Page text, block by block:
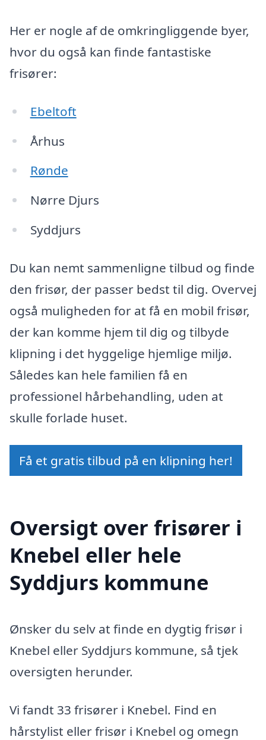
Her er nogle af de omkringliggende byer,
hvor du også kan finde fantastiske
frisører:
Ebeltoft
Århus
Rønde
Nørre Djurs
Syddjurs
Du kan nemt sammenligne tilbud og finde
den frisør, der passer bedst til dig. Overvej
også muligheden for at få en mobil frisør,
der kan komme hjem til dig og tilbyde
klipning i det hyggelige hjemlige miljø.
Således kan hele familien få en
professionel hårbehandling, uden at
skulle forlade huset.
Få et gratis tilbud på en klipning her!
Oversigt over frisører i
Knebel eller hele
Syddjurs kommune
Ønsker du selv at finde en dygtig frisør i
Knebel eller Syddjurs kommune, så tjek
oversigten herunder.
Vi fandt 33 frisører i Knebel. Find en
hårstylist eller frisør i Knebel og omegn